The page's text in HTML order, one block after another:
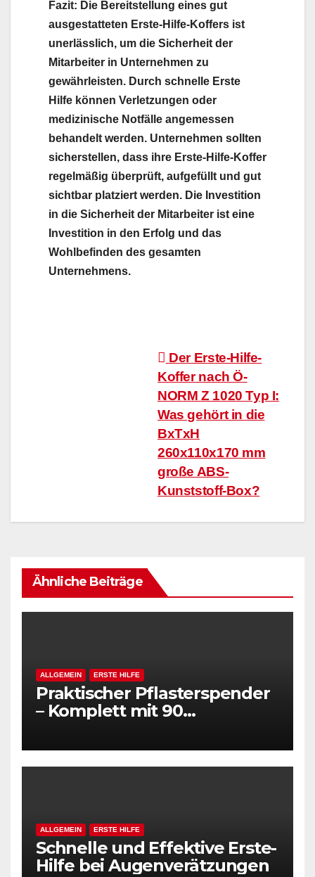
Fazit: Die Bereitstellung eines gut
ausgestatteten Erste-Hilfe-Koffers ist
unerlässlich, um die Sicherheit der
Mitarbeiter in Unternehmen zu
gewährleisten. Durch schnelle Erste
Hilfe können Verletzungen oder
medizinische Notfälle angemessen
behandelt werden. Unternehmen sollten
sicherstellen, dass ihre Erste-Hilfe-Koffer
regelmäßig überprüft, aufgefüllt und gut
sichtbar platziert werden. Die Investition
in die Sicherheit der Mitarbeiter ist eine
Investition in den Erfolg und das
Wohlbefinden des gesamten
Unternehmens.
Beitragsnavigation
Der Erste-Hilfe-
Koffer nach Ö-
NORM Z 1020 Typ I:
Was gehört in die
BxTxH
260x110x170 mm
große ABS-
Kunststoff-Box?
Ähnliche Beiträge
ALLGEMEIN ERSTE HILFE
Praktischer Pflasterspender
– Komplett mit 90
mm)
ALLGEMEIN ERSTE HILFE
Schnelle und Effektive Erste-
Hilfe bei Augenverätzungen